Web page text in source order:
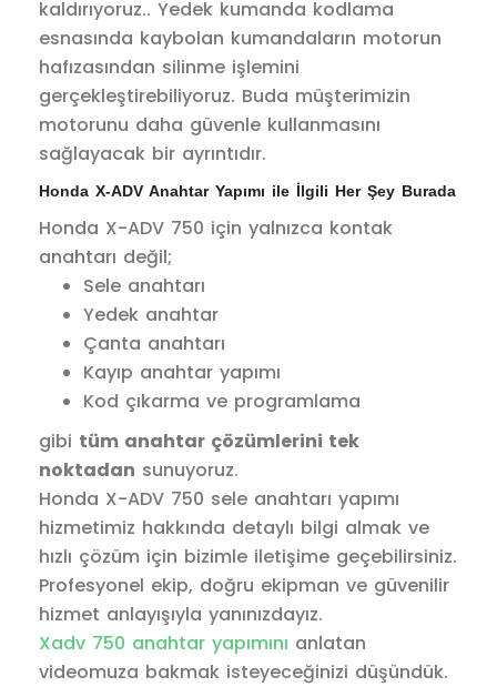
kaldırıyoruz.. Yedek kumanda kodlama
esnasında kaybolan kumandaların motorun
hafızasından silinme işlemini
gerçekleştirebiliyoruz. Buda müşterimizin
motorunu daha güvenle kullanmasını
sağlayacak bir ayrıntıdır.
Honda X-ADV Anahtar Yapımı ile İlgili Her Şey Burada
Honda X-ADV 750 için yalnızca kontak
anahtarı değil;
Sele anahtarı
Yedek anahtar
Çanta anahtarı
Kayıp anahtar yapımı
Kod çıkarma ve programlama
gibi tüm anahtar çözümlerini tek
noktadan sunuyoruz.
Honda X-ADV 750 sele anahtarı yapımı
hizmetimiz hakkında detaylı bilgi almak ve
hızlı çözüm için bizimle iletişime geçebilirsiniz.
Profesyonel ekip, doğru ekipman ve güvenilir
hizmet anlayışıyla yanınızdayız.
Xadv 750 anahtar yapımını anlatan
videomuza bakmak isteyeceğinizi düşündük.